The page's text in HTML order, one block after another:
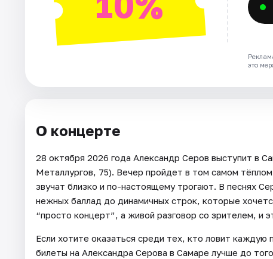
это
О концерте
28 октября 2026 года Александр Серов выступит в
Металлургов, 75). Вечер пройдет в том самом
звучат близко и по-настоящему трогают. В песнях
нежных баллад до динамичных строк, которые
“просто концерт”, а живой разговор со зрителем, и
Если хотите оказаться среди тех, кто ловит
билеты на Александрa Серова в Самаре лучше до